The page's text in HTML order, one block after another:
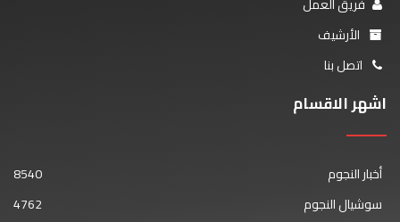
فريق العمل
الأرشيف
اتصل بنا
اشهر الاقسام
أخبار النجوم
8540
سوشيال النجوم
4762